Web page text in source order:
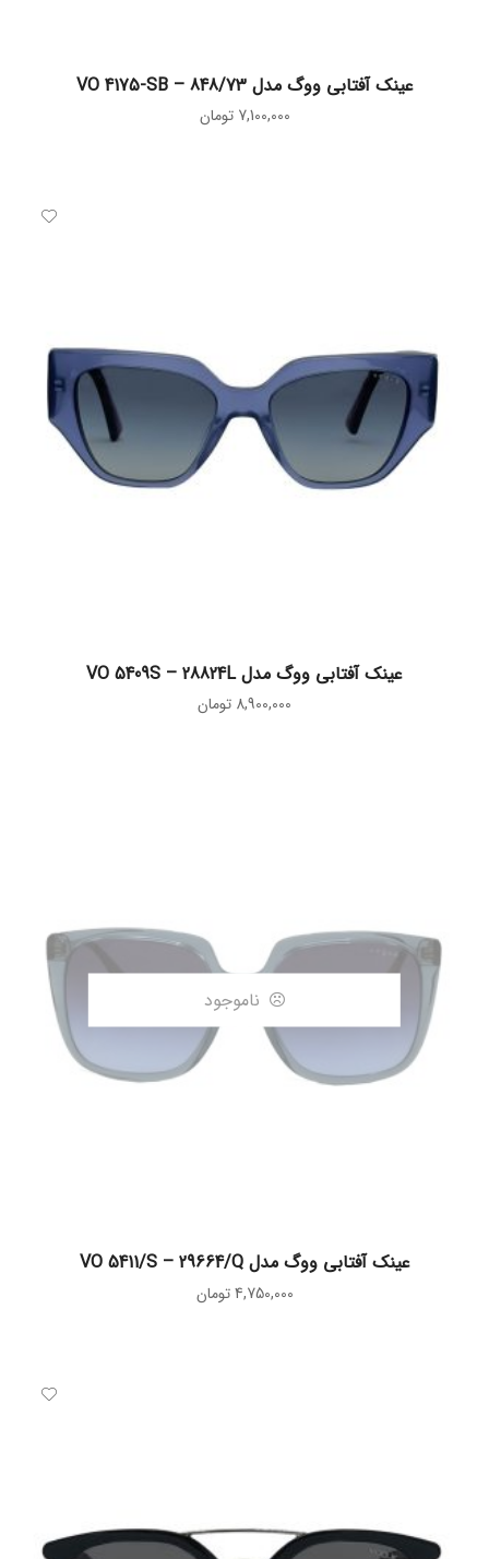
افزودن به سبد خریدعینک آفتابی ووگ مدل VO 4175-SB – 848/73
7,100,000 تومان
افزودن به سبد خریدعینک آفتابی ووگ مدل VO 5409S – 28824L
8,900,000 تومان
ناموجود
اطلاعات بیشترعینک آفتابی ووگ مدل VO 5411/S – 29664/Q
4,750,000 تومان